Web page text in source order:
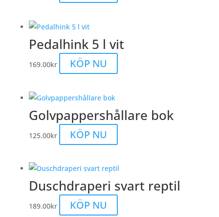
Pedalhink 5 l vit
169.00kr KÖP NU
Golvpappershållare bok
125.00kr KÖP NU
Duschdraperi svart reptil
189.00kr KÖP NU